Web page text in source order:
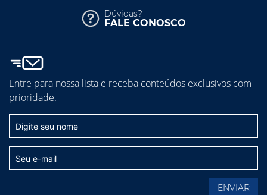
Dúvidas?
FALE CONOSCO
Entre para nossa lista e receba conteúdos exclusivos com
prioridade.